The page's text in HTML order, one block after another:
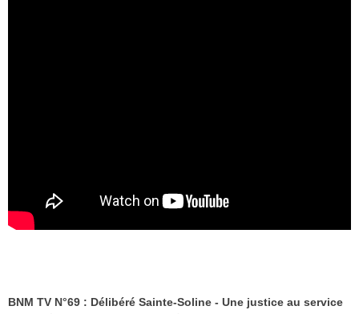
BNM TV N°69 : Délibéré Sainte-Soline - Une justice au service